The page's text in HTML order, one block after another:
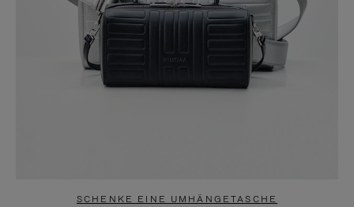
SCHENKE EINE UMHÄNGETASCHE